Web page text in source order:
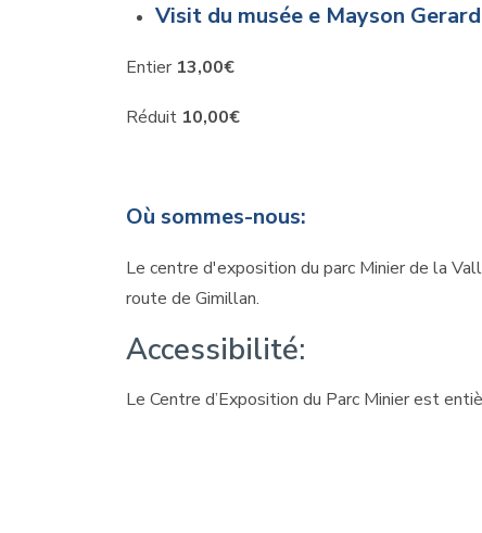
Visit du musée e Mayson
Entier 13,00€
Réduit 10,00€
Où sommes-nous:
Le centre d'exposition du parc Minier de la
route de Gimillan.
Accessibilité:
Le Centre d’Exposition du Parc Minier est